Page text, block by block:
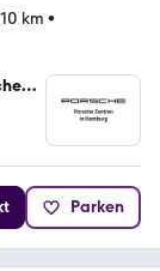
km •
Parken